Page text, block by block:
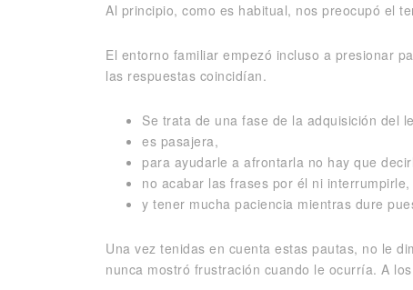
Al principio, como es habitual, nos preocupó el
El entorno familiar empezó incluso a presionar
las respuestas coincidían.
Se trata de una fase de la adquisición del
es pasajera,
para ayudarle a afrontarla no hay que
no acabar las frases por él ni interrumpirle,
y tener mucha paciencia mientras dure
Una vez tenidas en cuenta estas pautas, no le
nunca mostró frustración cuando le ocurría. A